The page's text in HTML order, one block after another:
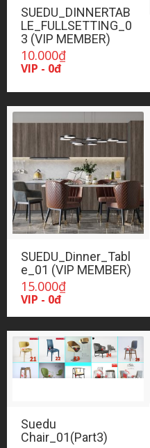
SUEDU_DINNERTAB
LE_FULLSETTING_0
3 (VIP MEMBER)
10.000₫
VIP - 0đ
SUEDU_Dinner_Tabl
e_01 (VIP MEMBER)
15.000₫
VIP - 0đ
Suedu
Chair_01(Part3)